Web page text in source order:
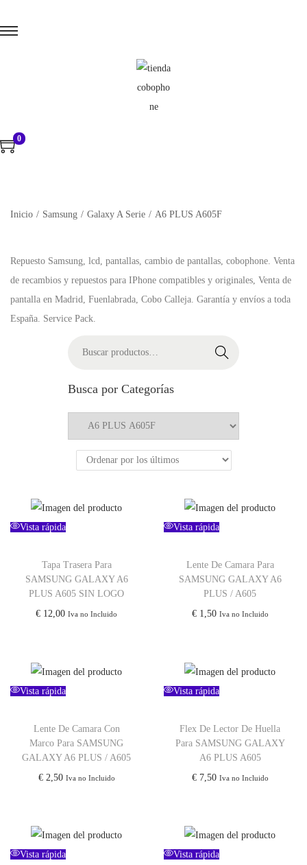
0
Inicio / Samsung / Galaxy A Serie / A6 PLUS A605F
Repuesto Samsung, lcd, pantallas, cambio de pantallas, cobophone. Venta
de recambios y repuestos para IPhone compatibles y originales, Venta de
pantalla en Madrid, Fuenlabrada, Cobo Calleja. Garantía y envíos a toda
España. Service Pack.
Buscar
Busca por Categorías
Vista rápida
Tapa Trasera Para
SAMSUNG GALAXY A6
PLUS A605 SIN LOGO
€ 12,00 Iva no Incluido
Vista rápida
Lente De Camara Para
SAMSUNG GALAXY A6
PLUS / A605
€1,50 Iva no Incluido
Vista rápida
Lente De Camara Con
Marco Para SAMSUNG
GALAXY A6 PLUS / A605
€2,50 Iva no Incluido
Vista rápida
Flex De Lector De Huella
Para SAMSUNG GALAXY
A6 PLUS A605
€7,50 Iva no Incluido
Vista rápida Vista rápida